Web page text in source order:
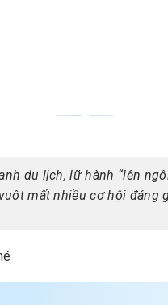
du lịch, lữ hành “lên
mất nhiều cơ hội đáng